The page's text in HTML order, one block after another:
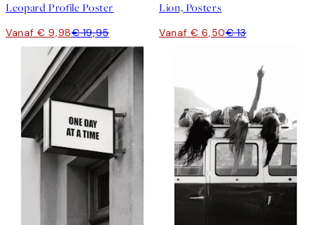
Leopard Profile Poster
Vanaf € 9,98€ 19,95
Lion, Posters
Vanaf € 6,50€ 13